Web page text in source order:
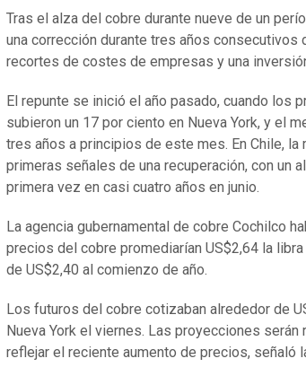
Tras el alza del cobre durante nueve de un
una corrección durante tres años consecutivos
recortes de costes de empresas y una
El repunte se inició el año pasado, cuando los
subieron un 17 por ciento en Nueva York, y el
tres años a principios de este mes. En Chile,
primeras señales de una recuperación, con un
primera vez en casi cuatro años en junio.
La agencia gubernamental de cobre Cochilco
precios del cobre promediarían US$2,64 la
de US$2,40 al comienzo de año.
Los futuros del cobre cotizaban alrededor de
Nueva York el viernes. Las proyecciones
reflejar el reciente aumento de precios, señaló